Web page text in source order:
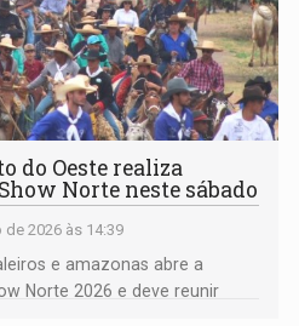
do Oeste realiza
Norte neste sábado
2026 às 14:39
e amazonas abre a
Norte 2026 e deve reunir